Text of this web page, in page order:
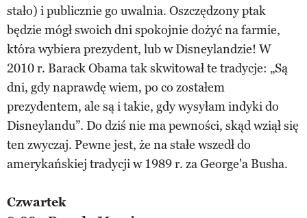
stało) i publicznie go uwalnia. Oszczędzony ptak
będzie mógł swoich dni spokojnie dożyć na farmie,
która wybiera prezydent, lub w Disneylandzie! W
2010 r. Barack Obama tak skwitował te tradycje: „Są
dni, gdy naprawdę wiem, po co zostałem
prezydentem, ale są i takie, gdy wysyłam indyki do
Disneylandu”. Do dziś nie ma pewności, skąd wziął się
ten zwyczaj. Pewne jest, że na stałe wszedł do
amerykańskiej tradycji w 1989 r. za George'a Busha.
Czwartek